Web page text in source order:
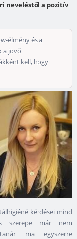
neveléstől a pozitív
élmény és a
a jövő
kell, hogy
kérdései mind
szerepe már nem
ma egyszerre